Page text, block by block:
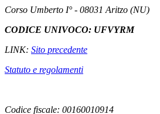
Corso Umberto I° - 08031 Aritzo (NU)
CODICE UNIVOCO: UFVYRM
LINK: Sito precedente
Statuto e regolamenti
Codice fiscale: 00160010914